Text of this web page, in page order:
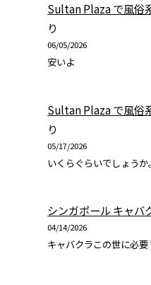
Sultan Plaza で風俗
り
06/05/2026
安いよ
Sultan Plaza で風俗
り
05/17/2026
いくらぐらいでしょうか。
シンガポール キャバ
04/14/2026
キャバクラこの世に必要